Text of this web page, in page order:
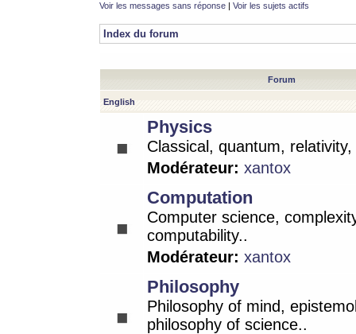
Voir les messages sans réponse | Voir les sujets actifs
Index du forum
Forum
English
Physics
Classical, quantum,
Modérateur: xantox
Computation
Computer science,
computability..
Modérateur: xantox
Philosophy
Philosophy of mind,
philosophy of science..